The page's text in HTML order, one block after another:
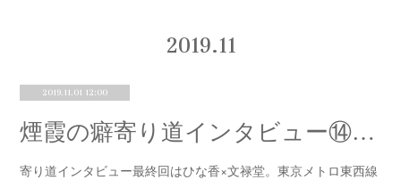
2019.11
2019.11.01 12:00
煙霞の癖寄り道インタビュー⑭ひな香×文禄堂
寄り道インタビュー最終回はひな香×文禄堂。東京メトロ東西線